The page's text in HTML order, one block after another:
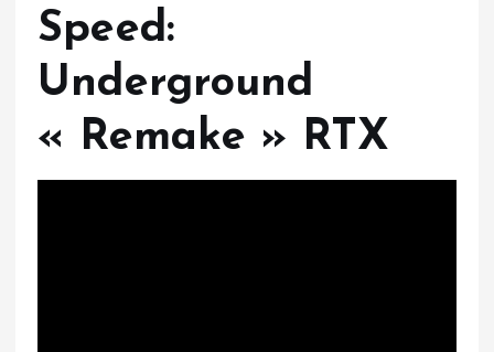
Speed:
Underground
« Remake » RTX